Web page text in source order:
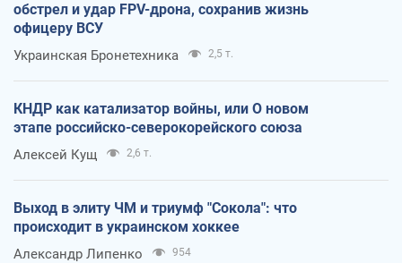
обстрел и удар FPV-дрона, сохранив жизнь
офицеру ВСУ
Украинская Бронетехника 2,5 т.
КНДР как катализатор войны, или О новом
этапе российско-северокорейского союза
Алексей Кущ 2,6 т.
Выход в элиту ЧМ и триумф "Сокола": что
происходит в украинском хоккее
Александр Липенко 954